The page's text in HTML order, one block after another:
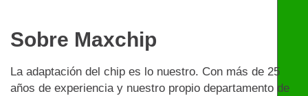
Sobre Maxchip
La adaptación del chip es lo nuestro. Con más de 25
años de experiencia y nuestro propio departamento de